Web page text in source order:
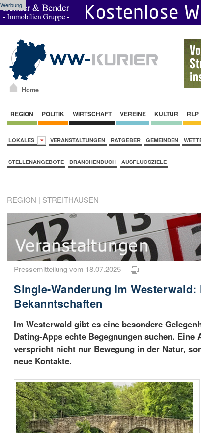
Werbung
Home
REGION POLITIK WIRTSCHAFT VEREINE KULTUR RLP
LOKALES VERANSTALTUNGEN RATGEBER GEMEINDEN
STELLENANGEBOTE BRANCHENBUCH AUSFLUGSZIELE
REGION | STREITHAUSEN
Pressemitteilung vom 18.07.2025
Single-Wanderung im
Bekanntschaften
Im Westerwald gibt es eine besondere
Dating-Apps echte Begegnungen suchen.
verspricht nicht nur Bewegung in der Natur,
neue Kontakte.